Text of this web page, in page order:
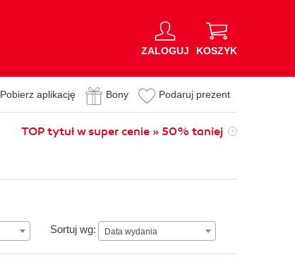
ZALOGUJ KOSZYK
Pobierz aplikację Bony Podaruj prezent
TOP tytuł w super cenie » 50% taniej
Sortuj wg: Data wydania
Data wydania